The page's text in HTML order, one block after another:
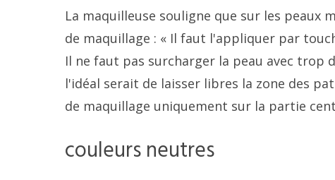
La maquilleuse souligne que sur les peaux
de maquillage : « Il faut l'appliquer par
Il ne faut pas surcharger la peau avec trop
l'idéal serait de laisser libres la zone des
de maquillage uniquement sur la partie
couleurs neutres